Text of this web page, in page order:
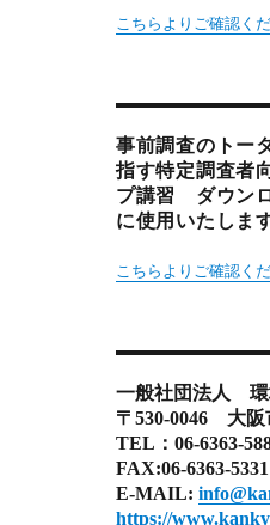
こちらよりご確認くだ
事前調査のトー
指す特定調査者
プ講習 ダウン
に使用いたします
こちらよりご確認くだ
一般社団法人 環
〒530-0046 大阪
TEL：
FAX:06-6363-5331
E-MAIL:
https://